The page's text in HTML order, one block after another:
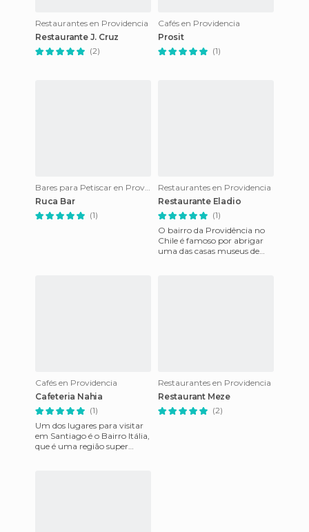
Restaurantes en Providencia
Restaurante J. Cruz
(2)
Cafés en Providencia
Prosit
(1)
Bares para Petiscar en Providencia
Ruca Bar
(1)
Restaurantes en Providencia
Restaurante Eladio
(1)
O bairro da Providência no
Chile é famoso por abrigar
uma das casas museus de
Cafés en Providencia
Cafeteria Nahia
(1)
Um dos lugares para visitar
em Santiago é o Bairro Itália,
que é uma região super
Restaurantes en Providencia
Restaurant Meze
(2)